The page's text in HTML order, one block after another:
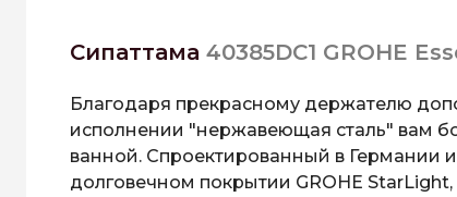
Сипаттама 40385DC1 GROHE
Благодаря прекрасному держателю
исполнении "нержавеющая сталь" вам
ванной. Спроектированный в Германии
долговечном покрытии GROHE